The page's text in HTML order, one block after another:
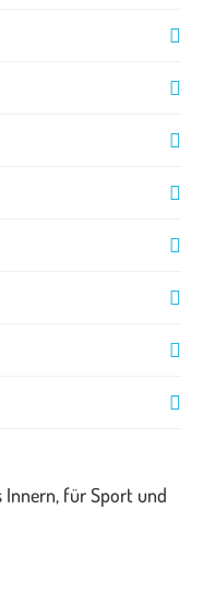
Innern, für Sport und